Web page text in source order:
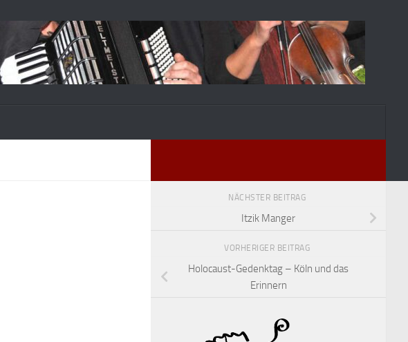
NÄCHSTER BEITRAG
Itzik Manger
VORHERIGER BEITRAG
Holocaust-Gedenktag – Köln und das
Erinnern